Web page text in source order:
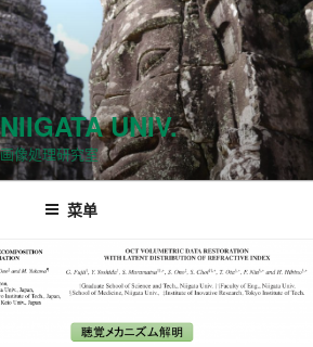
UNIV.
像処理研究室
菜单